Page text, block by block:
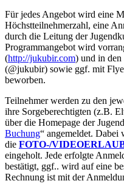
Für jedes Angebot wird eine
Höchstteilnehmerzahl, eine
durch die Leitung der
Programmangebot wird
(http://jukubir.com) und in den
(@jukubir) sowie ggf. mit
beworben.
Teilnehmer werden zu den
ihre Sorgeberechtigten (z.B.
über die Homepage der
Buchung“ angemeldet. Dabei
die FOTO-/
eingeholt. Jede erfolgte
bestätigt, ggf.. wird auf eine
Rechnung ist mit der